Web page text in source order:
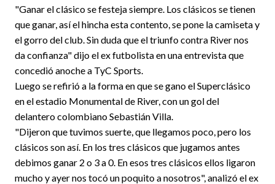
"Ganar el clásico se festeja siempre. Los clásicos se tienen
que ganar, así el hincha esta contento, se pone la camiseta y
el gorro del club. Sin duda que el triunfo contra River nos
da confianza" dijo el ex futbolista en una entrevista que
concedió anoche a TyC Sports.
Luego se refirió a la forma en que se gano el Superclásico
en el estadio Monumental de River, con un gol del
delantero colombiano Sebastián Villa.
"Dijeron que tuvimos suerte, que llegamos poco, pero los
clásicos son así. En los tres clásicos que jugamos antes
debimos ganar 2 o 3 a 0. En esos tres clásicos ellos ligaron
mucho y ayer nos tocó un poquito a nosotros", analizó el ex